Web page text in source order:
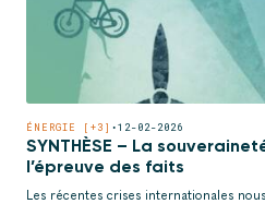
ÉNERGIE [+3] •12-02-2026
SYNTHÈSE – La
l’épreuve des faits
Les récentes crises internationales